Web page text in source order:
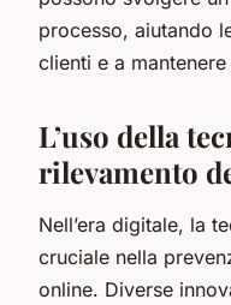
processo, aiutando
clienti e a
L’uso della
rilevamento
Nell’era digitale, la
cruciale nella
online. Diverse